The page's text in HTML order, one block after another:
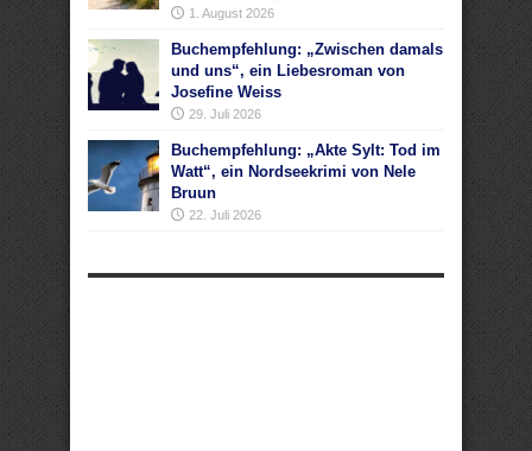
1. August 2026
Buchempfehlung: „Zwischen damals
und uns“, ein Liebesroman von
Josefine Weiss
29. Juli 2026
Buchempfehlung: „Akte Sylt: Tod im
Watt“, ein Nordseekrimi von Nele
Bruun
22. Juli 2026